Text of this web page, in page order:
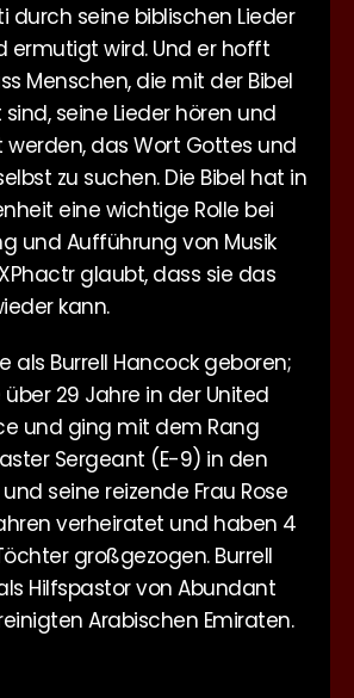
durch seine biblischen Lieder
ermutigt wird. Und er hofft
Menschen, die mit der Bibel
seine Lieder hören und
werden, das Wort Gottes und
zu suchen. Die Bibel hat in
eine wichtige Rolle bei
und Aufführung von Musik
glaubt, dass sie das
kann.
als Burrell Hancock geboren;
29 Jahre in der United
und ging mit dem Rang
Sergeant (E-9) in den
seine reizende Frau Rose
verheiratet und haben 4
großgezogen. Burrell
Hilfspastor von Abundant
Arabischen Emiraten.